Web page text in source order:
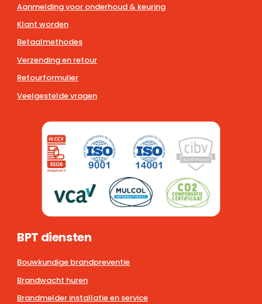
Aanmelding voor onderhoud & keuring
Klant worden
Betaalmethodes
Verzending en retour
Retourformulier
Veelgestelde vragen
BPT diensten
Bouwkundige brandpreventie
Brandwacht huren
Brandmelder installatie en service